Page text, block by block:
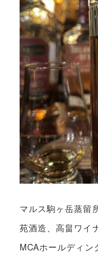
マルス駒ヶ岳蒸留
苑酒造、高畠ワイ
MCAホールディン